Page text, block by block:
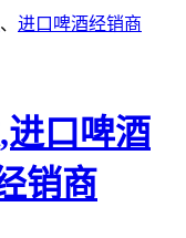
、 进口啤酒经销商